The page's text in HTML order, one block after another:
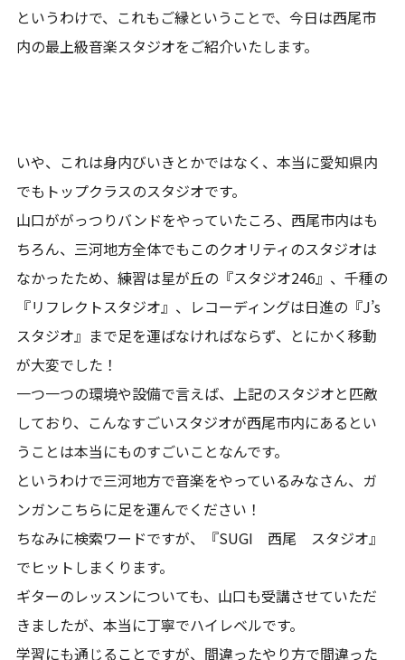
というわけで、これもご縁ということで、今日は西尾市
内の最上級音楽スタジオをご紹介いたします。
いや、これは身内びいきとかではなく、本当に愛知県内
でもトップクラスのスタジオです。
山口ががっつりバンドをやっていたころ、西尾市内はも
ちろん、三河地方全体でもこのクオリティのスタジオは
なかったため、練習は星が丘の『スタジオ246』、千種の
『リフレクトスタジオ』、レコーディングは日進の『J’s
スタジオ』まで足を運ばなければならず、とにかく移動
が大変でした！
一つ一つの環境や設備で言えば、上記のスタジオと匹敵
しており、こんなすごいスタジオが西尾市内にあるとい
うことは本当にものすごいことなんです。
というわけで三河地方で音楽をやっているみなさん、ガ
ンガンこちらに足を運んでください！
ちなみに検索ワードですが、『SUGI 西尾 スタジオ』
でヒットしまくります。
ギターのレッスンについても、山口も受講させていただ
きましたが、本当に丁寧でハイレベルです。
学習にも通じることですが、間違ったやり方で間違った